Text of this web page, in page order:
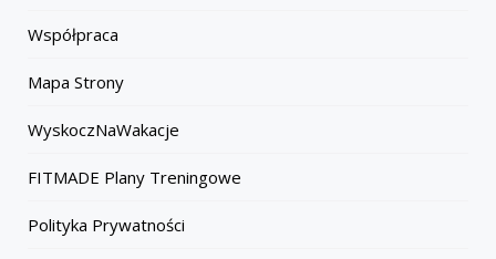
Współpraca
Mapa Strony
WyskoczNaWakacje
FITMADE Plany Treningowe
Polityka Prywatności